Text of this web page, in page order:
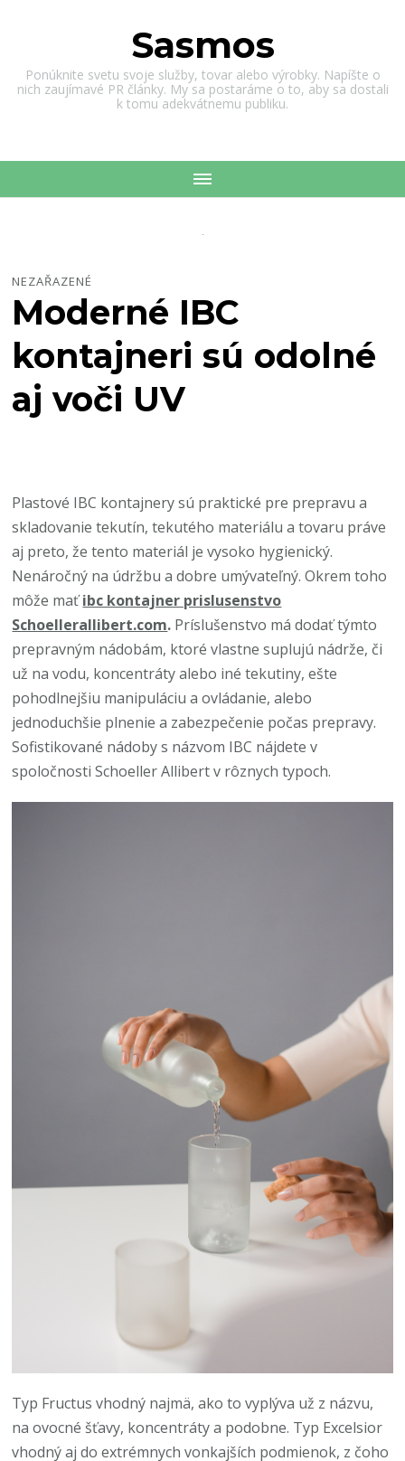
Sasmos
Ponúknite svetu svoje služby, tovar alebo výrobky. Napíšte o
nich zaujímavé PR články. My sa postaráme o to, aby sa dostali
k tomu adekvátnemu publiku.
NEZAŘAZENÉ
Moderné IBC
kontajneri sú odolné
aj voči UV
Plastové IBC kontajnery sú praktické pre prepravu a
skladovanie tekutín, tekutého materiálu a tovaru práve
aj preto, že tento materiál je vysoko hygienický.
Nenáročný na údržbu a dobre umývateľný. Okrem toho
môže maťibc kontajner prislusenstvo
Schoellerallibert.com. Príslušenstvo má dodať týmto
prepravným nádobám, ktoré vlastne suplujú nádrže, či
už na vodu, koncentráty alebo iné tekutiny, ešte
pohodlnejšiu manipuláciu a ovládanie, alebo
jednoduchšie plnenie a zabezpečenie počas prepravy.
Sofistikované nádoby s názvom IBC nájdete v
spoločnosti Schoeller Allibert v rôznych typoch.
Typ Fructus vhodný najmä, ako to vyplýva už z názvu,
na ovocné šťavy, koncentráty a podobne. Typ Excelsior
vhodný aj do extrémnych vonkajších podmienok, z čoho